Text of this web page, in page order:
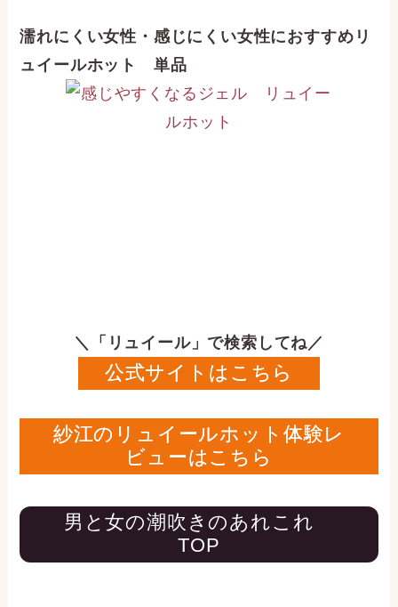
濡れにくい女性・感じにくい女性におすすめリ
ュイールホット 単品
＼「リュイール」で検索してね／
公式サイトはこちら
紗江のリュイールホット体験レ
ビューはこちら
男と女の潮吹きのあれこれ
TOP